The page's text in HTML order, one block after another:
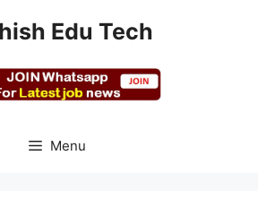
Edu Tech
Menu